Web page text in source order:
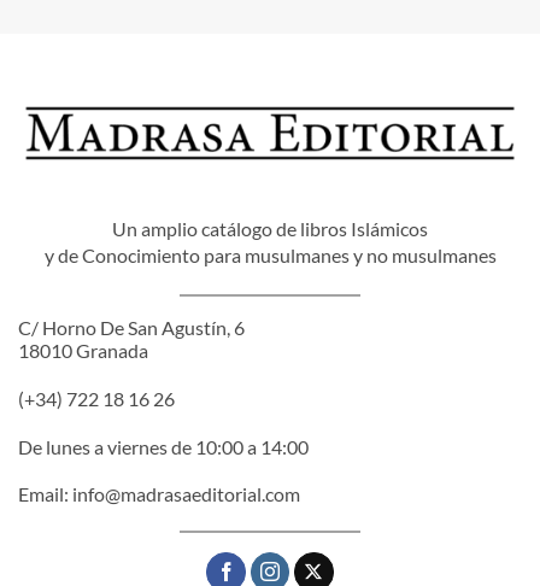
Un amplio catálogo de libros Islámicos
y de Conocimiento para musulmanes y no musulmanes
C/ Horno De San Agustín, 6
18010 Granada
(+34) 722 18 16 26
De lunes a viernes de 10:00 a 14:00
Email: info@madrasaeditorial.com